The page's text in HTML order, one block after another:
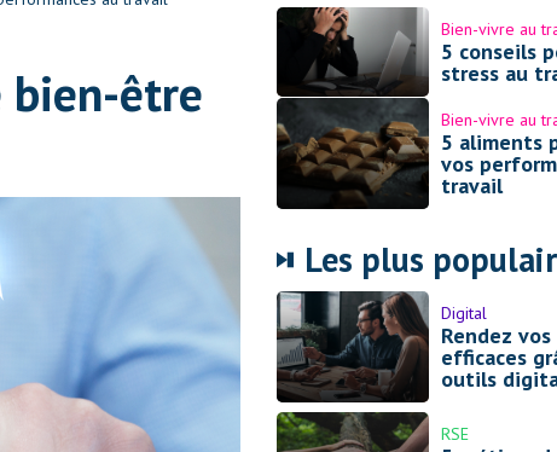
bien-être
Bien-vivre au
5 conseils
stress au
Bien-vivre au
5 aliments
vos
travail
Les plus
Digital
Rendez
efficaces
outils
RSE